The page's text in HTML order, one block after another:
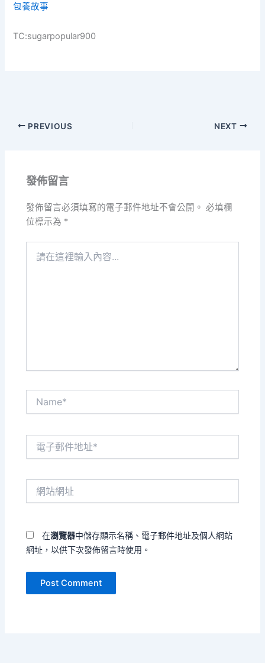
包養故事
TC:sugarpopular900
PREVIOUS NEXT
發佈留言
發佈留言必須填寫的電子郵件地址不會公開。 必填欄
位標示為 *
在瀏覽器中儲存顯示名稱、電子郵件地址及個人網站
網址，以供下次發佈留言時使用。